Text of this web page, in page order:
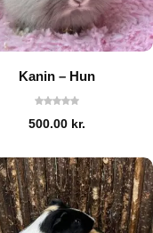
Kanin – Hun
500.00 kr.